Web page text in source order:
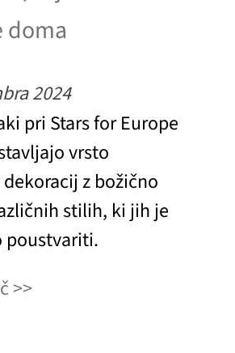
doma
2024
pri Stars for Europe
vrsto
z božično
stilih, ki jih je
poustvariti.